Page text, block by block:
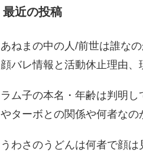
最近の投稿
あねまの中の人/前世は誰なの
顔バレ情報と活動休止理由、
ラム子の本名・年齢は判明し
やターボとの関係や何者なの
うわさのうどんは何者で顔は